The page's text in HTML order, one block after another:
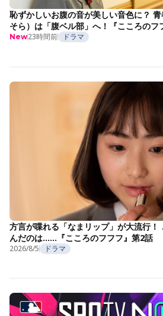
恥ずかしいお腹の音が美しい音色に？
そら）は「腹ベル部」へ！『こころのフ
New23時間前 ドラマ
方言が喋れる「なまリップ」が大流行！
んだのは……『こころのフフフ』第2話
2026/8/5 ドラマ